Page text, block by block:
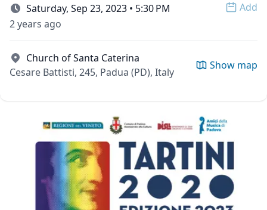
Saturday, Sep 23, 2023 • 5:30 PM
Add
2 years ago
Church of Santa Caterina
Cesare Battisti, 245, Padua (PD), Italy
Show map